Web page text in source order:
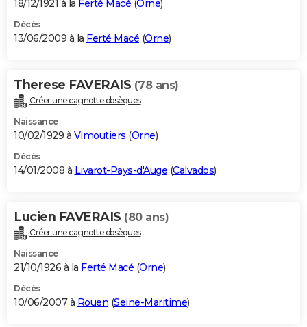
18/12/1921 à la Ferté Macé (Orne)
Décès
13/06/2009 à la Ferté Macé (Orne)
Therese FAVERAIS (78 ans)
Créer une cagnotte obsèques
Naissance
10/02/1929 à Vimoutiers (Orne)
Décès
14/01/2008 à Livarot-Pays-d'Auge (Calvados)
Lucien FAVERAIS (80 ans)
Créer une cagnotte obsèques
Naissance
21/10/1926 à la Ferté Macé (Orne)
Décès
10/06/2007 à Rouen (Seine-Maritime)